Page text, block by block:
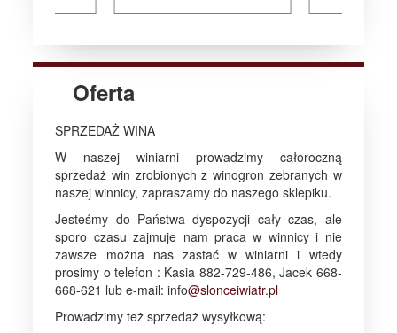
Oferta
SPRZEDAŻ WINA
W naszej winiarni prowadzimy całoroczną
sprzedaż win zrobionych z winogron zebranych w
naszej winnicy, zapraszamy do naszego sklepiku.
Jesteśmy do Państwa dyspozycji cały czas, ale
sporo czasu zajmuje nam praca w winnicy i nie
zawsze można nas zastać w winiarni i wtedy
prosimy o telefon : Kasia 882-729-486, Jacek 668-
668-621 lub e-mail: info@slonceiwiatr.pl
Prowadzimy też sprzedaż wysyłkową: